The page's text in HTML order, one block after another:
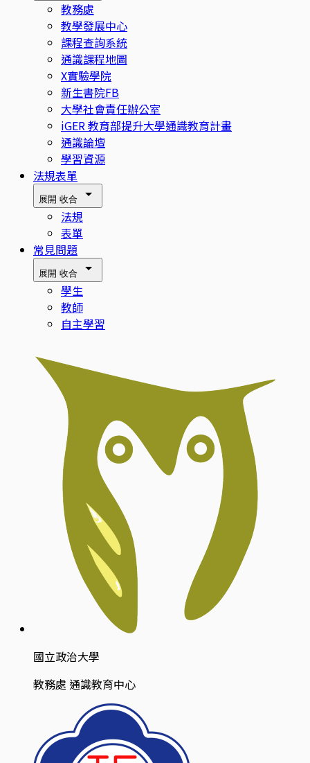
教務處
教學發展中心
課程查詢系統
通識課程地圖
X實驗學院
新生書院FB
大學社會責任辦公室
iGER 教育部提升大學通識教育計畫
通識論壇
學習資源
法規表單
展開 收合
法規
表單
常見問題
展開 收合
學生
教師
自主學習
國立政治大學
教務處 通識教育中心